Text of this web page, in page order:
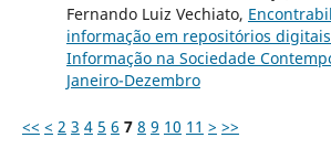
Fernando Luiz Vechiato,
informação em repositórios digitais
Informação na Sociedade
Janeiro-Dezembro
<< < 2 3 4 5 6 7 8 9 10 11 > >>